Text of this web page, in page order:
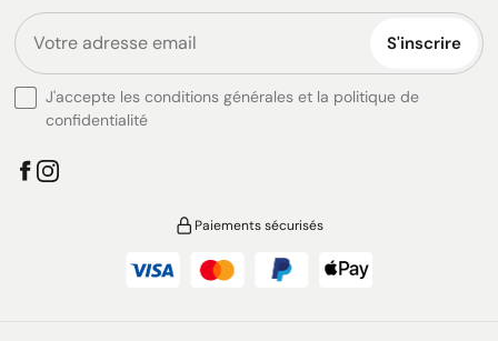
S'inscrire
J'accepte les conditions générales et la politique de
confidentialité
Paiements sécurisés